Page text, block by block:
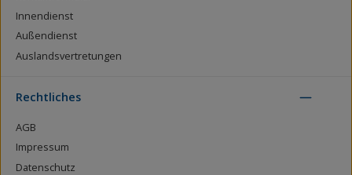
Innendienst
Außendienst
Auslandsvertretungen
Rechtliches
AGB
Impressum
Datenschutz